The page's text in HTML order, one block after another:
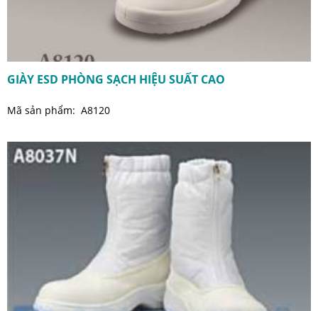
GIÀY ESD PHÒNG SẠCH HIỆU SUẤT CAO
Mã sản phẩm: A8120